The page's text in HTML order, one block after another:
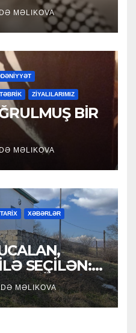
MƏLIKOVA
TƏBRİK ZİYALILARIMIZ
BİR
MƏLIKOVA
TARİX XƏBƏRLƏR
SEÇİLƏN:
QULİYEV
MƏLIKOVA